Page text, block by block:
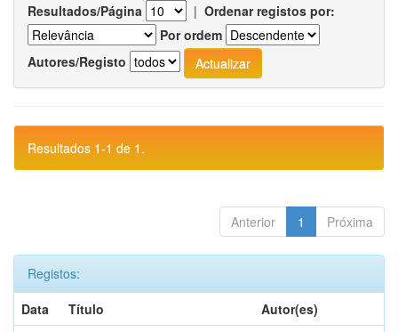
Resultados/Página | Ordenar registos por:
Por ordem
Autores/Registo
Resultados 1-1 de 1.
Anterior 1 Próxima
Registos:
Data
Título
Autor(es)